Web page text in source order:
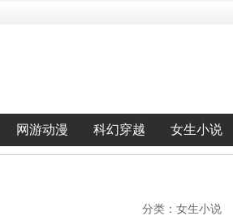
网游动漫 科幻穿越 女生小说
分类：女生小说